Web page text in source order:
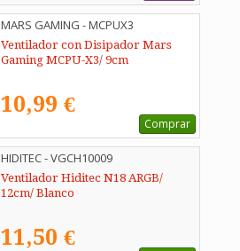
MARS GAMING - MCPUX3
Ventilador con Disipador Mars
Gaming MCPU-X3/ 9cm
10,99 €
Comprar
HIDITEC - VGCH10009
Ventilador Hiditec N18 ARGB/
12cm/ Blanco
11,50 €